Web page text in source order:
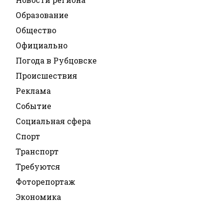
Образование
Общество
Официально
Погода в Рубцовске
Происшествия
Реклама
Событие
Социальная сфера
Спорт
Транспорт
Требуются
Фоторепортаж
Экономика